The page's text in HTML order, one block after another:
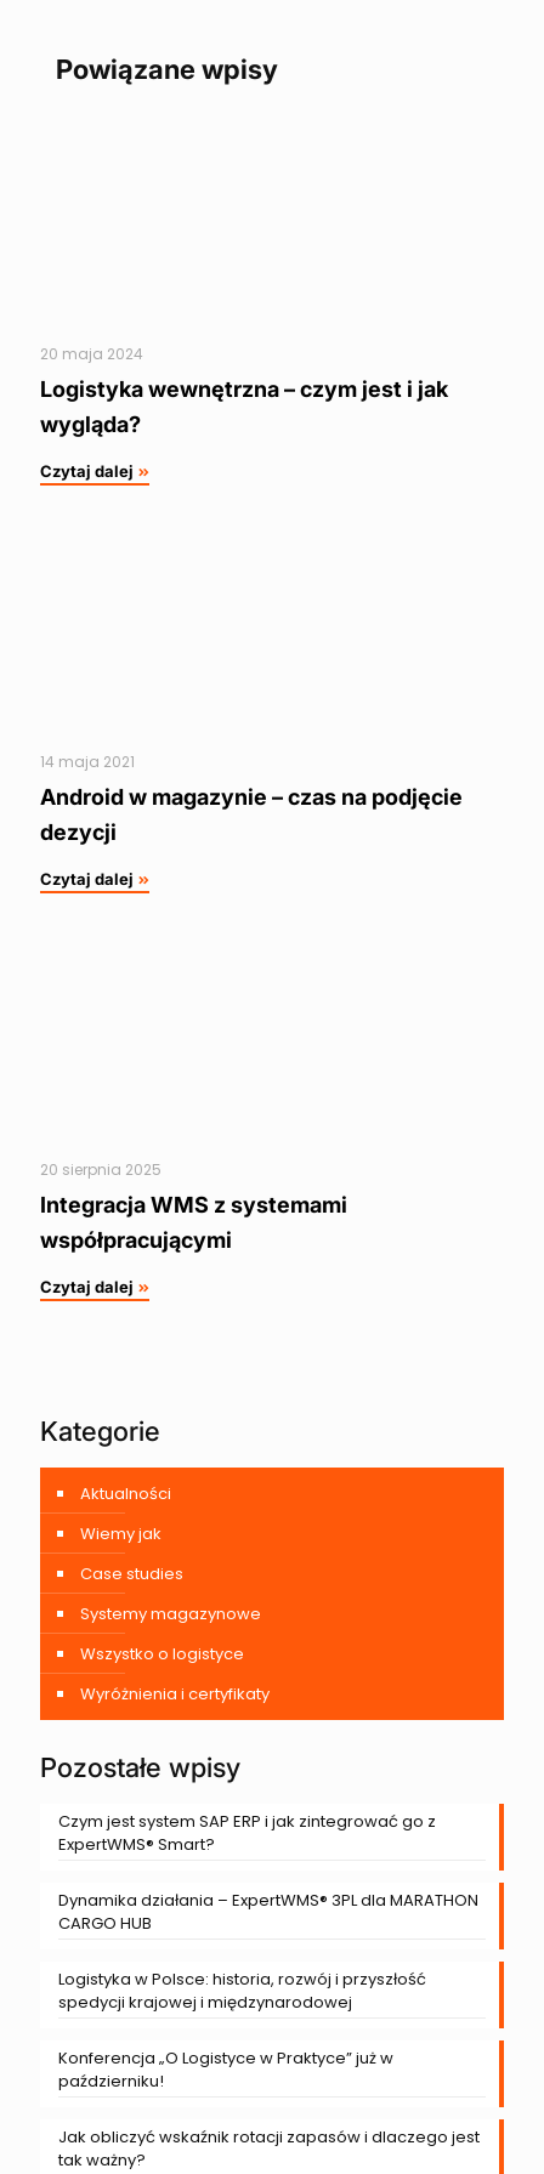
Powiązane wpisy
20 maja 2024
Logistyka wewnętrzna – czym jest i jak
wygląda?
Czytaj dalej
14 maja 2021
Android w magazynie – czas na podjęcie
dezycji
Czytaj dalej
20 sierpnia 2025
Integracja WMS z systemami
współpracującymi
Czytaj dalej
Kategorie
Aktualności
Wiemy jak
Case studies
Systemy magazynowe
Wszystko o logistyce
Wyróżnienia i certyfikaty
Pozostałe wpisy
Czym jest system SAP ERP i jak zintegrować go z
ExpertWMS® Smart?
Dynamika działania – ExpertWMS® 3PL dla MARATHON
CARGO HUB
Logistyka w Polsce: historia, rozwój i przyszłość
spedycji krajowej i międzynarodowej
Konferencja „O Logistyce w Praktyce” już w
październiku!
Jak obliczyć wskaźnik rotacji zapasów i dlaczego jest
tak ważny?